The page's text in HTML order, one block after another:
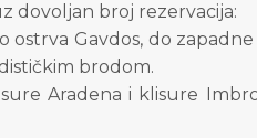
dovoljan broj rezervacija:
Gavdos, do zapadne
brodom.
Aradena i klisure